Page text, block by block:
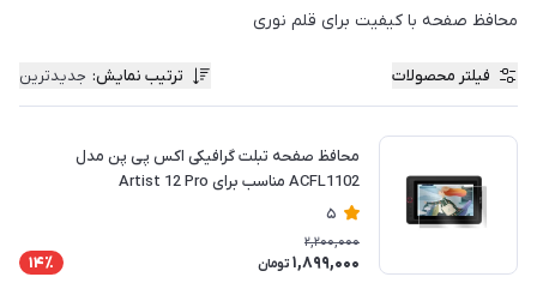
محافظ صفحه با کیفیت برای قلم نوری
فیلتر محصولات ترتیب نمایش: جدیدترین
محافظ صفحه تبلت گرافیکی اکس پی پن مدل
ACFL1102 مناسب برای Artist 12 Pro
5
2,200,000
1,899,000 تومان 14٪